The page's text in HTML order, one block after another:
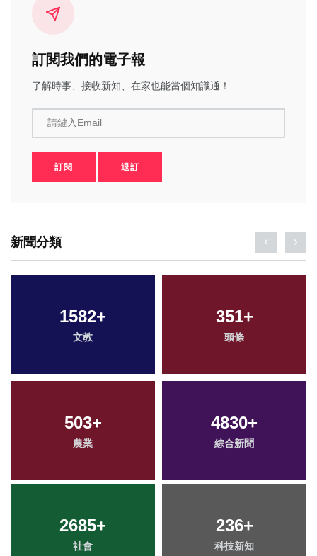
訂閱我們的電子報
了解時事、接收新知、在家也能當個知識通！
請鍵入Email
訂閱 退訂
新聞分類
1582+
文教
351+
頭條
503+
農業
4830+
綜合新聞
2685+
社會
236+
科技新知